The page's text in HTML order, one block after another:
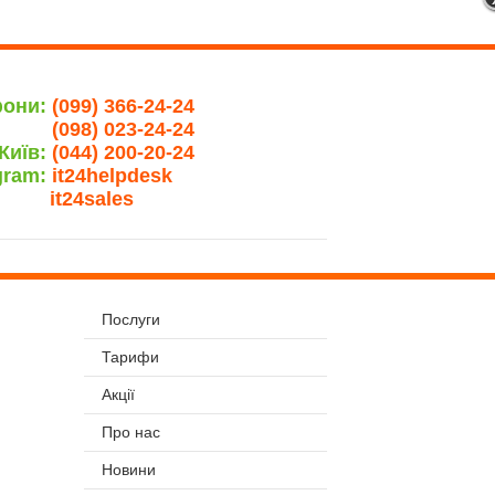
(099) 366-24-24
(098) 023-24-24
Київ: (044) 200-20-24
it24helpdesk
it24sales
Послуги
Тарифи
Акції
Про нас
Новини